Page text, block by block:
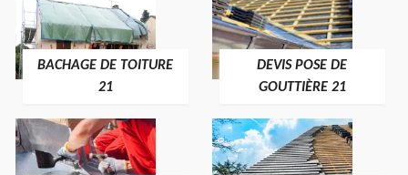
BACHAGE DE TOITURE
21
DEVIS POSE DE
GOUTTIÈRE 21